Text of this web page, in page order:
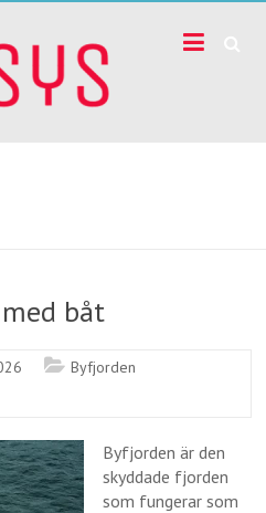
båt
Byfjorden
Byfjorden är den
skyddade fjorden
som fungerar som